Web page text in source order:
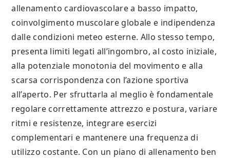
allenamento cardiovascolare a basso impatto,
coinvolgimento muscolare globale e indipendenza
dalle condizioni meteo esterne. Allo stesso tempo,
presenta limiti legati all’ingombro, al costo iniziale,
alla potenziale monotonia del movimento e alla
scarsa corrispondenza con l’azione sportiva
all’aperto. Per sfruttarla al meglio è fondamentale
regolare correttamente attrezzo e postura, variare
ritmi e resistenze, integrare esercizi
complementari e mantenere una frequenza di
utilizzo costante. Con un piano di allenamento ben